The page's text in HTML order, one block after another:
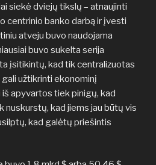
siekė dviejų tikslų – atnaujinti
centrinio banko darbą ir įvesti
atveju buvo naudojama
buvo sukelta serija
įsitikintų, kad tik centralizuotas
užtikrinti ekonominį
apyvartos tiek pinigų, kad
kad jiems jau būtų vis
kad galėtų priešintis